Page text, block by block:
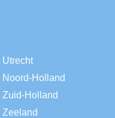
Utrecht
Noord-Holland
Zuid-Holland
Zeeland